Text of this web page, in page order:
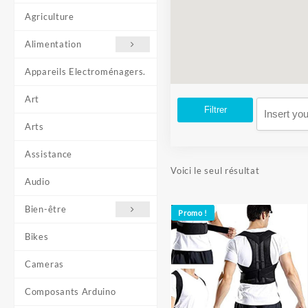
Agriculture
Alimentation
Appareils Electroménagers.
Art
Arts
Assistance
Audio
Bien-être
Bikes
Cameras
Composants Arduino
Filtrer
Voici le seul résultat
Promo !